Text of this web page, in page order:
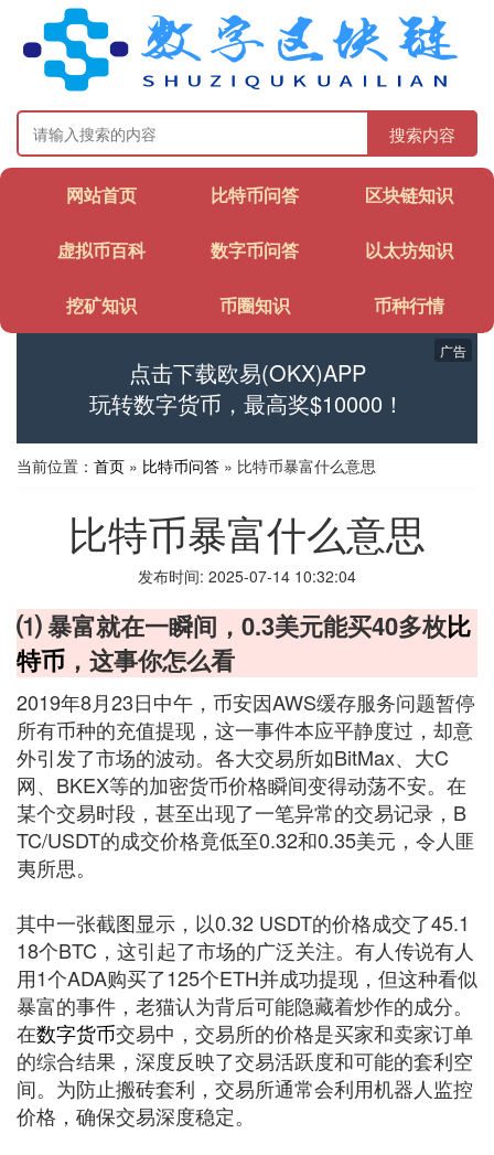
搜索内容
网站首页 比特币问答 区块链知识
虚拟币百科 数字币问答 以太坊知识
挖矿知识 币圈知识 币种行情
点击下载欧易(OKX)APP
玩转数字货币，最高奖$10000！
广告
当前位置： 首页 » 比特币问答 » 比特币暴富什么意思
比特币暴富什么意思
发布时间: 2025-07-14 10:32:04
⑴ 暴富就在一瞬间，0.3美元能买40多枚比
特币 ，这事你怎么看
2019年8月23日中午，币安因AWS缓存服务问题暂停
所有币种的充值提现，这一事件本应平静度过，却意
外引发了市场的波动。各大交易所如BitMax、大C
网、BKEX等的加密货币价格瞬间变得动荡不安。在
某个交易时段，甚至出现了一笔异常的交易记录，B
TC/USDT的成交价格竟低至0.32和0.35美元，令人匪
夷所思。
其中一张截图显示，以0.32 USDT的价格成交了45.1
18个BTC，这引起了市场的广泛关注。有人传说有人
用1个ADA购买了125个ETH并成功提现，但这种看似
暴富的事件，老猫认为背后可能隐藏着炒作的成分。
在数字货币交易中，交易所的价格是买家和卖家订单
的综合结果，深度反映了交易活跃度和可能的套利空
间。为防止搬砖套利，交易所通常会利用机器人监控
价格，确保交易深度稳定。